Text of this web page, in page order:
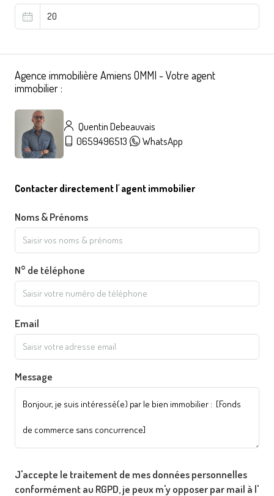
Agence immobilière Amiens OMMI - Votre agent
immobilier :
Quentin Debeauvais
0659496513
WhatsApp
Contacter directement l' agent immobilier
Noms & Prénoms
N° de téléphone
Email
Message
J'accepte le traitement de mes données personnelles
conformément au RGPD, je peux m'y opposer par mail à l'